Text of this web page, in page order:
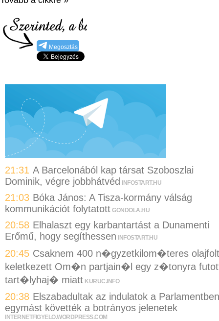
Megosztás
21:31 A Barcelonából kap társat Szoboszlai
Dominik, végre jobbhátvéd
INFOSTART.HU
21:03 Bóka János: A Tisza-kormány válság
kommunikációt folytatott GONDOLA.HU
20:58 Elhalaszt egy karbantartást a Dunamenti
Erőmű, hogy segíthessen INFOSTART.HU
20:45 Csaknem 400 n�gyzetkilom�teres olajfolt
keletkezett Om�n partjain�l egy z�tonyra
tart�lyhaj� miatt KURUC.INFO
20:38 Elszabadultak az indulatok a
egymást követték a botrányos jelenetek
INTERNETFIGYELO.WORDPRESS.COM